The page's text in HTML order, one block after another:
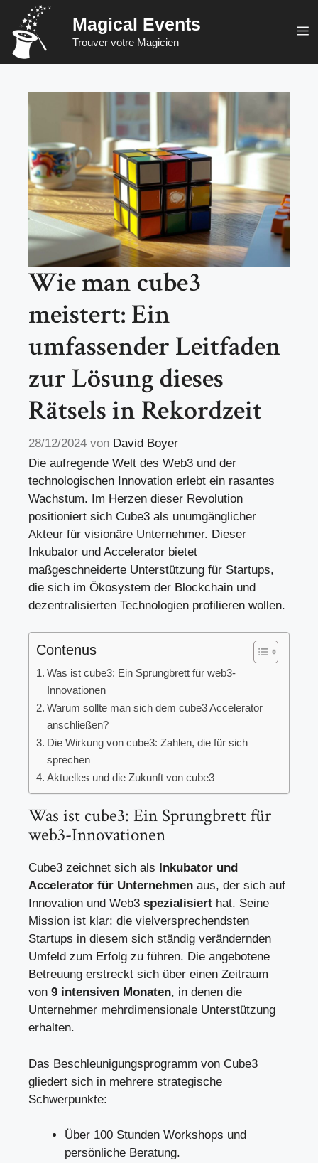
Inhalt
springen
Magical Events
Trouver votre Magicien
Wie man cube3
meistert: Ein
umfassender Leitfaden
zur Lösung dieses
Rätsels in Rekordzeit
28/12/2024 von David Boyer
Die aufregende Welt des Web3 und der
technologischen Innovation erlebt ein rasantes
Wachstum. Im Herzen dieser Revolution
positioniert sich Cube3 als unumgänglicher
Akteur für visionäre Unternehmer. Dieser
Inkubator und Accelerator bietet
maßgeschneiderte Unterstützung für Startups,
die sich im Ökosystem der Blockchain und
dezentralisierten Technologien profilieren wollen.
Contenus
Was ist cube3: Ein Sprungbrett für web3-
Innovationen
Warum sollte man sich dem cube3 Accelerator
anschließen?
Die Wirkung von cube3: Zahlen, die für sich
sprechen
Aktuelles und die Zukunft von cube3
Was ist cube3: Ein Sprungbrett für
web3-Innovationen
Cube3 zeichnet sich als
Inkubator und
Accelerator für Unternehmen aus, der sich auf
Innovation und Web3 spezialisiert hat. Seine
Mission ist klar: die vielversprechendsten
Startups in diesem sich ständig verändernden
Umfeld zum Erfolg zu führen. Die angebotene
Betreuung erstreckt sich über einen Zeitraum
von 9 intensiven Monaten, in denen die
Unternehmer mehrdimensionale Unterstützung
erhalten.
Das Beschleunigungsprogramm von Cube3
gliedert sich in mehrere strategische
Schwerpunkte:
Über 100 Stunden Workshops und
persönliche Beratung.